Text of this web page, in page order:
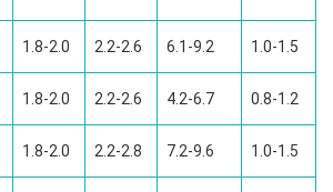
1.8-2.0 2.2-2.6 6.1-9.2 1.0-1.5
1.8-2.0 2.2-2.6 4.2-6.7 0.8-1.2
1.8-2.0 2.2-2.8 7.2-9.6 1.0-1.5